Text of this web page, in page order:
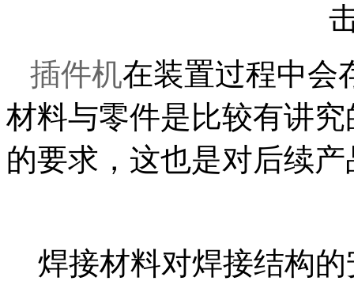
插件机在装置过程中会
材料与零件是比较有讲
的要求，这也是对后续
焊接材料对焊接结构的